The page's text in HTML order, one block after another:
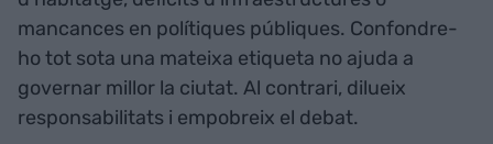
mancances en polítiques públiques. Confondre-
ho tot sota una mateixa etiqueta no ajuda a
governar millor la ciutat. Al contrari, dilueix
responsabilitats i empobreix el debat.